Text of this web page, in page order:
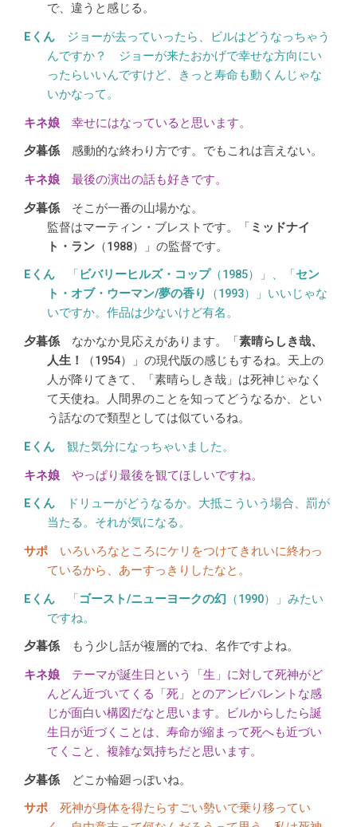
で、違うと感じる。
ジョーが去っていったら、ビルはどうなっちゃう
んですか？ ジョーが来たおかげで幸せな方向にい
ったらいいんですけど、きっと寿命も動くんじゃな
いかなって。
幸せにはなっていると思います。
感動的な終わり方です。でもこれは言えない。
最後の演出の話も好きです。
そこが一番の山場かな。
監督はマーティン・ブレストです。「 ミッドナイ
ト・ラン （1988）」の監督です。
「 ビバリーヒルズ・コップ（1985）」、「 セン
ト・オブ・ウーマン/夢の香り
（1993）」いいじゃな
いですか。作品は少ないけど有名。
なかなか見応えがあります。「素晴らしき哉、
人生！
（1954）」の現代版の感じもするね。天上の
人が降りてきて、「素晴らしき哉」は死神じゃなく
て天使ね。人間界のことを知ってどうなるか、とい
う話なので類型としては似ているね。
観た気分になっちゃいました。
やっぱり最後を観てほしいですね。
ドリューがどうなるか。大抵こういう場合、罰が
当たる。それが気になる。
いろいろなところにケリをつけてきれいに終わっ
ているから、あーすっきりしたなと。
「ゴースト/ニューヨークの幻 （1990）」みたい
ですね。
もう少し話が複層的でね、名作ですよね。
テーマが誕生日という「生」に対して死神がど
んどん近づいてくる「死」とのアンビバレントな感
じが面白い構図だなと思います。ビルからしたら誕
生日が近づくことは、寿命が縮まって死へも近づい
てくこと、複雑な気持ちだと思います。
どこか輪廻っぽいね。
死神が身体を得たらすごい勢いで乗り移ってい